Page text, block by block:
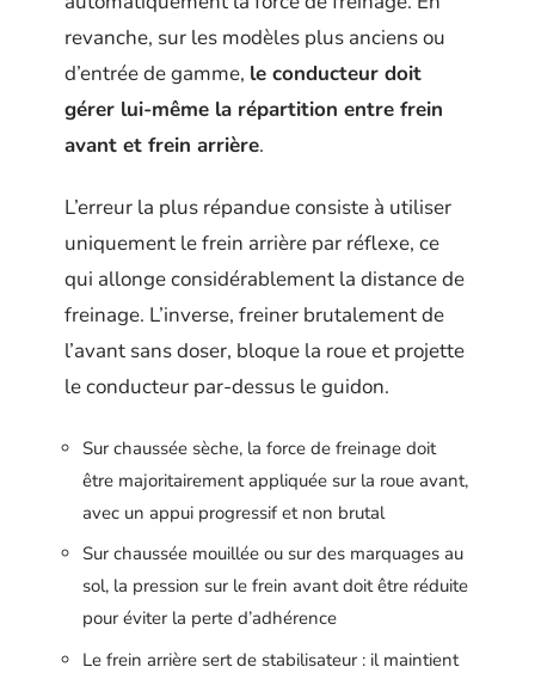
revanche, sur les modèles plus anciens ou
d’entrée de gamme, le conducteur doit
gérer lui-même la répartition entre frein
avant et frein arrière.
L’erreur la plus répandue consiste à utiliser
uniquement le frein arrière par réflexe, ce
qui allonge considérablement la distance de
freinage. L’inverse, freiner brutalement de
l’avant sans doser, bloque la roue et projette
le conducteur par-dessus le guidon.
Sur chaussée sèche, la force de freinage doit
être majoritairement appliquée sur la roue avant,
avec un appui progressif et non brutal
Sur chaussée mouillée ou sur des marquages au
sol, la pression sur le frein avant doit être réduite
pour éviter la perte d’adhérence
Le frein arrière sert de stabilisateur : il maintient